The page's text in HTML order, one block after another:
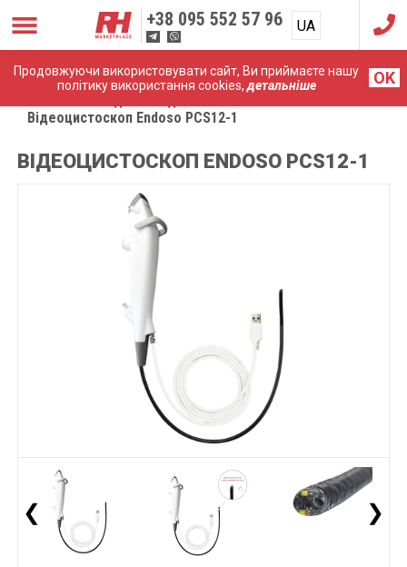
Продовжуючи використовувати сайт, Ви приймаєте нашу
політику використання cookies,детальніше OK
+38 095 552 57 96 UA
RU
Відеоцистоскоп Endoso PCS12-1
ВІДЕОЦИСТОСКОП ENDOSO PCS12-1
❮ ❯